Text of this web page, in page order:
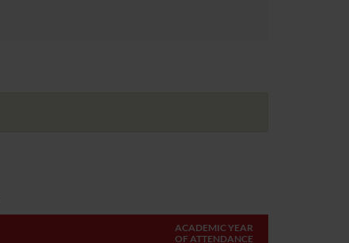
ACADEMIC YEAR
OF ATTENDANCE